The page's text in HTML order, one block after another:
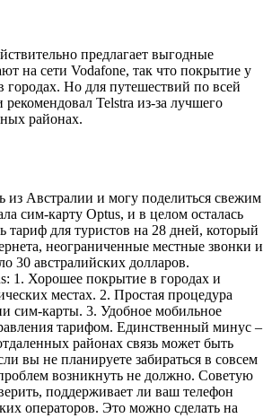
предлагает выгодные
на сети Vodafone, так что покрытие у
городах. Но для путешествий по всей
рекомендовал Telstra из-за лучшего
районах.
из Австралии и могу поделиться свежим
сим-карту Optus, и в целом осталась
тариф для туристов на 28 дней, который
неограниченные местные звонки и
30 австралийских долларов.
1. Хорошее покрытие в городах и
местах. 2. Простая процедура
сим-карты. 3. Удобное мобильное
тарифом. Единственный минус –
районах связь может быть
вы не планируете забираться в совсем
возникнуть не должно. Советую
поддерживает ли ваш телефон
операторов. Это можно сделать на